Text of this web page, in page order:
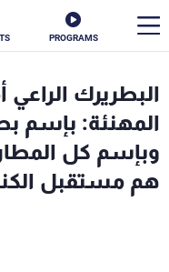
PROGRAMS
البطريرك الراعي
المهنئة: بإسم
وبإسم كل
هم مستقبل
الأخبار
سياسة